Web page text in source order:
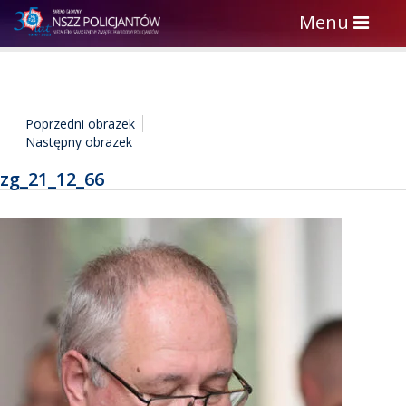
Toggle
navigation
Menu
Poprzedni obrazek
Następny obrazek
zg_21_12_66